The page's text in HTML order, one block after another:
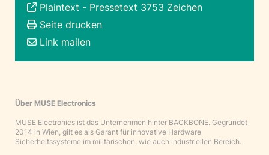
Plaintext - Pressetext 3753 Zeichen
Seite drucken
Link mailen
Über MUSE Electronics
MUSE Electronics ist das Unternehmen hinter BACKBONE. Gegründet
2014 in Wien, gilt es als Garant für innovative Hardware
Sicherheitssysteme im militärischen, wie auch industriellen Bereich.